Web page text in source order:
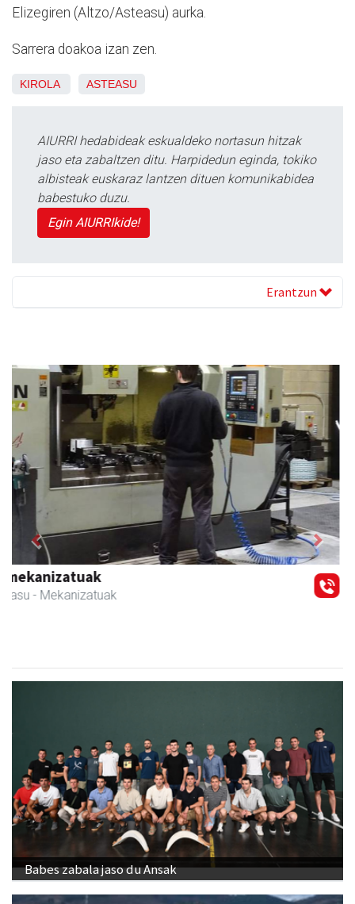
Elizegiren (Altzo/Asteasu) aurka.
Sarrera doakoa izan zen.
KIROLA ASTEASU
AIURRI hedabideak eskualdeko nortasun hitzak
jaso eta zabaltzen ditu. Harpidedun eginda, tokiko
albisteak euskaraz lantzen dituen komunikabidea
babestuko duzu.
Egin AIURRIkide!
Erantzun
Kabela
Asteasu - Gozotegiak
Previous Next
Babes zabala jaso du Ansak